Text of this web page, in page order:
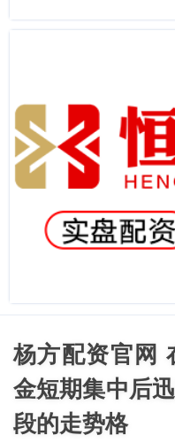
杨方配资官网
金短期集中后
段的走势格